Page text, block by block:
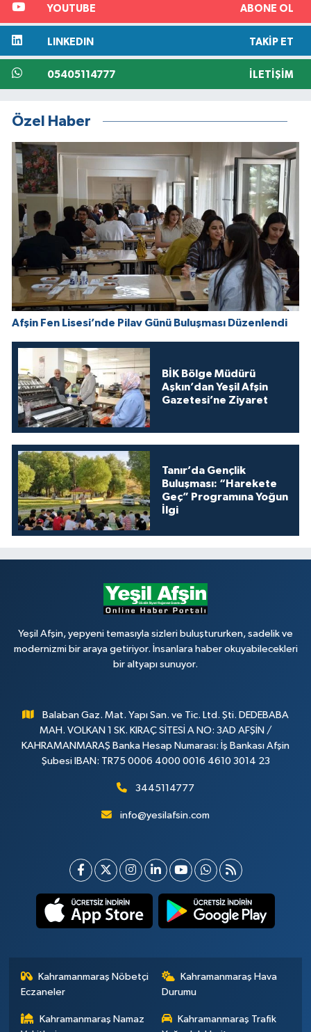
YOUTUBE ABONE OL
LINKEDIN TAKIP ET
05405114777 İLETIŞIM
Özel Haber
Afşin Fen Lisesi’nde Pilav Günü Buluşması Düzenlendi
BİK Bölge Müdürü
Aşkın’dan Yeşil Afşin
Gazetesi’ne Ziyaret
Tanır’da Gençlik
Buluşması: “Harekete
Geç” Programına Yoğun
İlgi
Yeşil Afşin, yepyeni temasıyla sizleri buluştururken, sadelik ve
modernizmi bir araya getiriyor. İnsanlara haber okuyabilecekleri
bir altyapı sunuyor.
Balaban Gaz. Mat. Yapı San. ve Tic. Ltd. Şti. DEDEBABA
MAH. VOLKAN 1 SK. KIRAÇ SİTESİ A NO: 3AD AFŞİN /
KAHRAMANMARAŞ Banka Hesap Numarası: İş Bankası Afşin
Şubesi IBAN: TR75 0006 4000 0016 4610 3014 23
3445114777
info@yesilafsin.com
Kahramanmaraş Nöbetçi
Eczaneler
Kahramanmaraş Hava
Durumu
Kahramanmaraş Namaz
Kahramanmaraş Trafik